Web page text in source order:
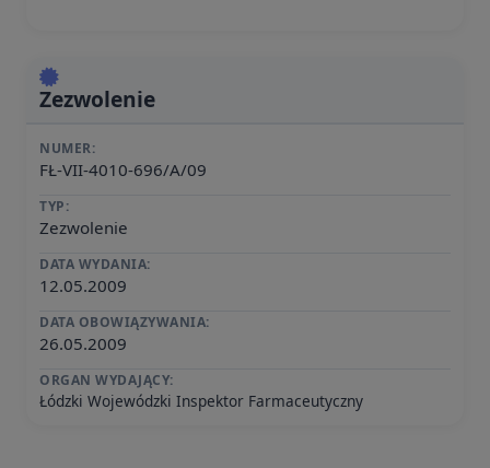
Zezwolenie
NUMER:
FŁ-VII-4010-696/A/09
TYP:
Zezwolenie
DATA WYDANIA:
12.05.2009
DATA OBOWIĄZYWANIA:
26.05.2009
ORGAN WYDAJĄCY:
Łódzki Wojewódzki Inspektor Farmaceutyczny